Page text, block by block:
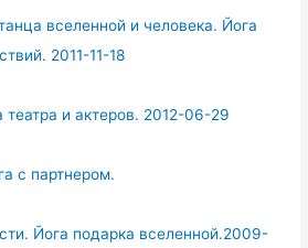
вселенной и человека. Йога
2011-11-18
и актеров. 2012-06-29
с партнером.
Йога подарка вселенной.2009-